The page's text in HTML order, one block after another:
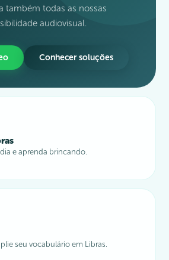
também todas as nossas
audiovisual.
Conhecer soluções
e aprenda brincando.
seu vocabulário em Libras.